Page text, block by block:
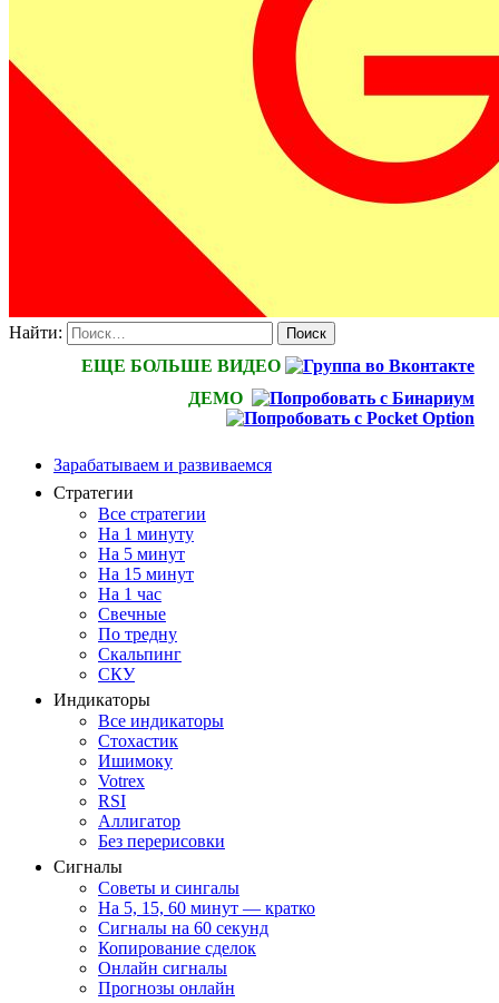
Найти:
ЕЩЕ БОЛЬШЕ ВИДЕО
ДЕМО
Зарабатываем и развиваемся
Стратегии
Все стратегии
На 1 минуту
На 5 минут
На 15 минут
На 1 час
Свечные
По тредну
Скальпинг
СКУ
Индикаторы
Все индикаторы
Стохастик
Ишимоку
Votrex
RSI
Аллигатор
Без перерисовки
Сигналы
Советы и сингалы
На 5, 15, 60 минут — кратко
Сигналы на 60 секунд
Копирование сделок
Онлайн сигналы
Прогнозы онлайн